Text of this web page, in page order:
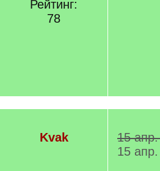
Рейтинг:
78
Kvak
15
15